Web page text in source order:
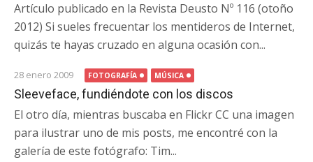
Artículo publicado en la Revista Deusto Nº 116 (otoño
2012) Si sueles frecuentar los mentideros de Internet,
quizás te hayas cruzado en alguna ocasión con...
28 enero 2009 FOTOGRAFÍA MÚSICA
Sleeveface, fundiéndote con los discos
El otro día, mientras buscaba en Flickr CC una imagen
para ilustrar uno de mis posts, me encontré con la
galería de este fotógrafo: Tim...